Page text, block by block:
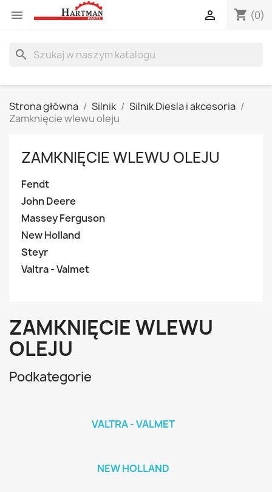
 shopping_cart (0)

search
Strona główna Silnik
Silnik Diesla i akcesoria
Zamknięcie wlewu oleju
ZAMKNIĘCIE WLEWU OLEJU
Fendt
John Deere
Massey Ferguson
New Holland
Steyr
Valtra - Valmet
ZAMKNIĘCIE WLEWU
OLEJU
Podkategorie
VALTRA - VALMET
NEW HOLLAND